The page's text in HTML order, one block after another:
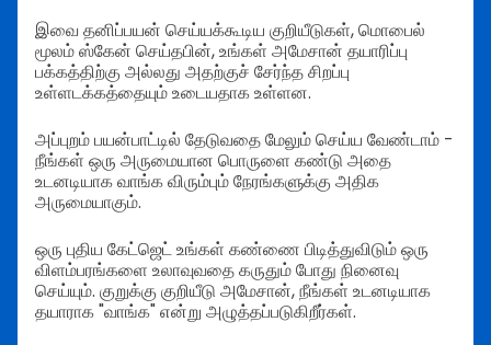
இவை தனிப்பயன் செய்யக்கூடிய குறியீடுகள், மொபைல்
மூலம் ஸ்கேன் செய்தபின், உங்கள் அமேசான் தயாரிப்பு
பக்கத்திற்கு அல்லது அதற்குச் சேர்ந்த சிறப்பு
உள்ளடக்கத்தையும் உடையதாக உள்ளன.
அப்புறம் பயன்பாட்டில் தேடுவதை மேலும் செய்ய வேண்டாம் -
நீங்கள் ஒரு அருமையான பொருளை கண்டு அதை
உடனடியாக வாங்க விரும்பும் நேரங்களுக்கு அதிக
அருமையாகும்.
ஒரு புதிய கேட்ஜெட் உங்கள் கண்ணை பிடித்துவிடும் ஒரு
விளம்பரங்களை உலாவுவதை கருதும் போது நினைவு
செய்யும். குறுக்கு குறியீடு அமேசான், நீங்கள் உடனடியாக
தயாராக "வாங்க" என்று அழுத்தப்படுகிறீர்கள்.